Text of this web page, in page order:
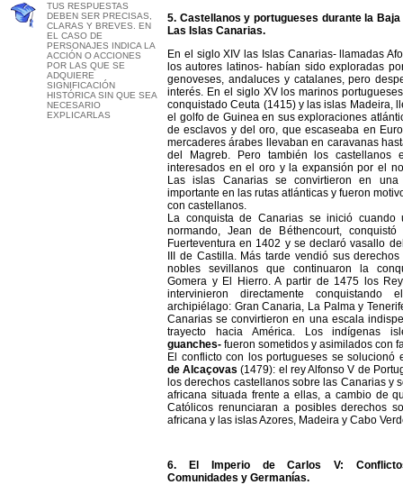
TUS RESPUESTAS
DEBEN SER PRECISAS,
CLARAS Y BREVES. EN
EL CASO DE
PERSONAJES INDICA LA
ACCIÓN O ACCIONES
POR LAS QUE SE
ADQUIERE
SIGNIFICACIÓN
HISTÓRICA SIN QUE SEA
NECESARIO
EXPLICARLAS
5. Castellanos y portugueses durante la Baja
Las Islas Canarias.
En el siglo XIV las Islas Canarias- llamadas
los autores latinos- habían sido exploradas
genoveses, andaluces y catalanes, pero
interés. En el siglo XV los marinos
conquistado Ceuta (1415) y las islas Madeira,
el golfo de Guinea en sus exploraciones
de esclavos y del oro, que escaseaba en
mercaderes árabes llevaban en caravanas
del Magreb. Pero también los castellanos
interesados en el oro y la expansión por el
Las islas Canarias se convirtieron en una
importante en las rutas atlánticas y fueron
con castellanos.
La conquista de Canarias se inició cuando
normando, Jean de Béthencourt, conquistó
Fuerteventura en 1402 y se declaró vasallo
III de Castilla. Más tarde vendió sus
nobles sevillanos que continuaron la
Gomera y El Hierro. A partir de 1475 los
intervinieron directamente conquistando
archipiélago: Gran Canaria, La Palma y
Canarias se convirtieron en una escala
trayecto hacia América. Los indígenas
guanches- fueron sometidos y asimilados con
El conflicto con los portugueses se solucionó
de Alcaçovas (1479): el rey Alfonso V de
los derechos castellanos sobre las Canarias y
africana situada frente a ellas, a cambio de
Católicos renunciaran a posibles derechos
africana y las islas Azores, Madeira y Cabo
6. El Imperio de Carlos V:
Comunidades y Germanías.